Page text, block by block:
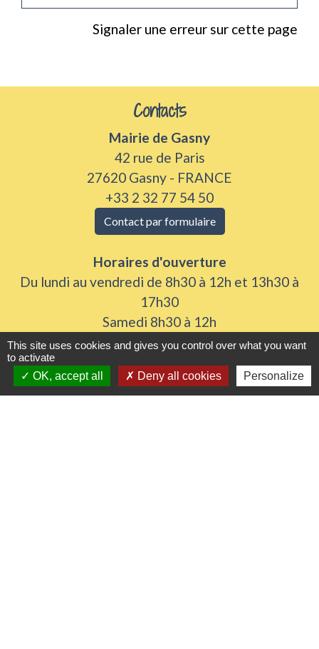
Signaler une erreur sur cette page
Contacts
Mairie de Gasny
42 rue de Paris
27620 Gasny - FRANCE
+33 2 32 77 54 50
Contact par formulaire
Horaires d'ouverture
Du lundi au vendredi de 8h30 à 12h et 13h30 à
17h30
Samedi 8h30 à 12h
This site uses cookies and gives you control over what you want
to activate
OK, accept all
Deny all cookies Personalize